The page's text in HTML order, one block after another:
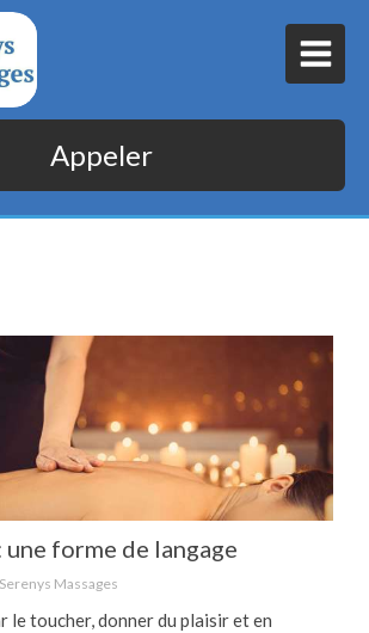
Appeler
une forme de langage
Serenys Massages
le toucher, donner du plaisir et en